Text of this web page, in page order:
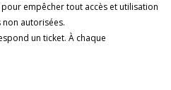
empêcher tout accès et utilisation
autorisées.
un ticket. À chaque